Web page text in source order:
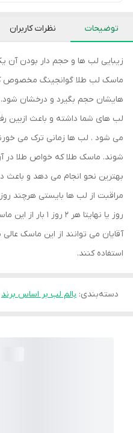
توضیحات نظرات کاربران
زیبایی لب ها و حجم دار بودن آن
ماسک لب طلا گوانجینگ مخصوص
هایشان حجم بگیرد و درخشان شود.
لب های شما داشته و باعث
می شود . لب ها زمانی ترک می
شوند. ماسک طلا که خواص طلا در آن
بهترین نحو انجام می دهد و
مراقبت از لب ها بایستی هرچند
روز یا نهایتا هر
آقایان می توانند از این ماسک
استفاده کنند.
دسته‌بندی: بالم لب بر اساس برند